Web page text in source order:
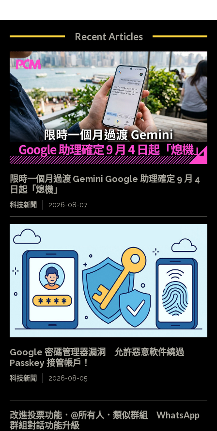
Recent Articles
限時一個月過渡 Gemini Google 助理確定 9 月 4
日起「熄機」
科技新聞 2026-08-07
Google 密碼管理器漏洞 允許惡意軟件繞過
Passkey 接管帳戶！
科技新聞 2026-08-05
改進投票功能．@所有人．類似群組 WhatsApp
群組對話功能升級